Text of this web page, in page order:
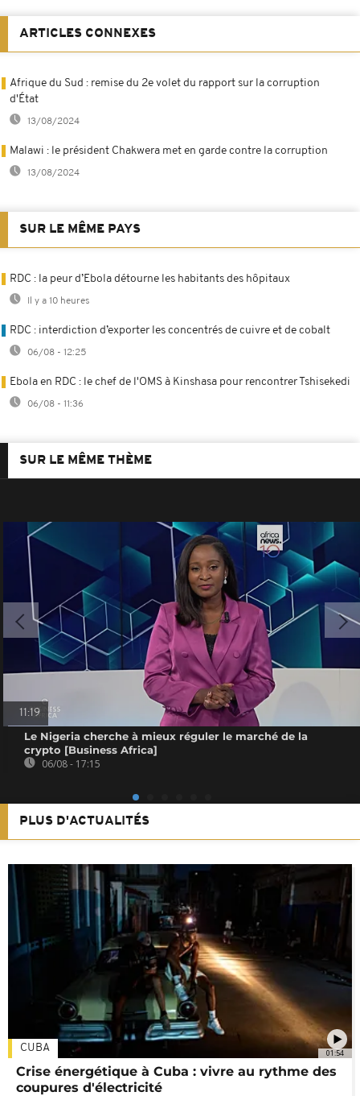
ARTICLES CONNEXES
Afrique du Sud : remise du 2e volet du rapport sur la corruption
d'État
13/08/2024
Malawi : le président Chakwera met en garde contre la corruption
13/08/2024
SUR LE MÊME PAYS
RDC : la peur d’Ebola détourne les habitants des hôpitaux
Il y a 10 heures
RDC : interdiction d’exporter les concentrés de cuivre et de cobalt
06/08 - 12:25
Ebola en RDC : le chef de l'OMS à Kinshasa pour rencontrer Tshisekedi
06/08 - 11:36
SUR LE MÊME THÈME
11:19
Le Nigeria cherche à mieux réguler le marché de la
crypto [Business Africa]
06/08 - 17:15
PLUS D'ACTUALITÉS
01:54
CUBA
Crise énergétique à Cuba : vivre au rythme des
coupures d'électricité